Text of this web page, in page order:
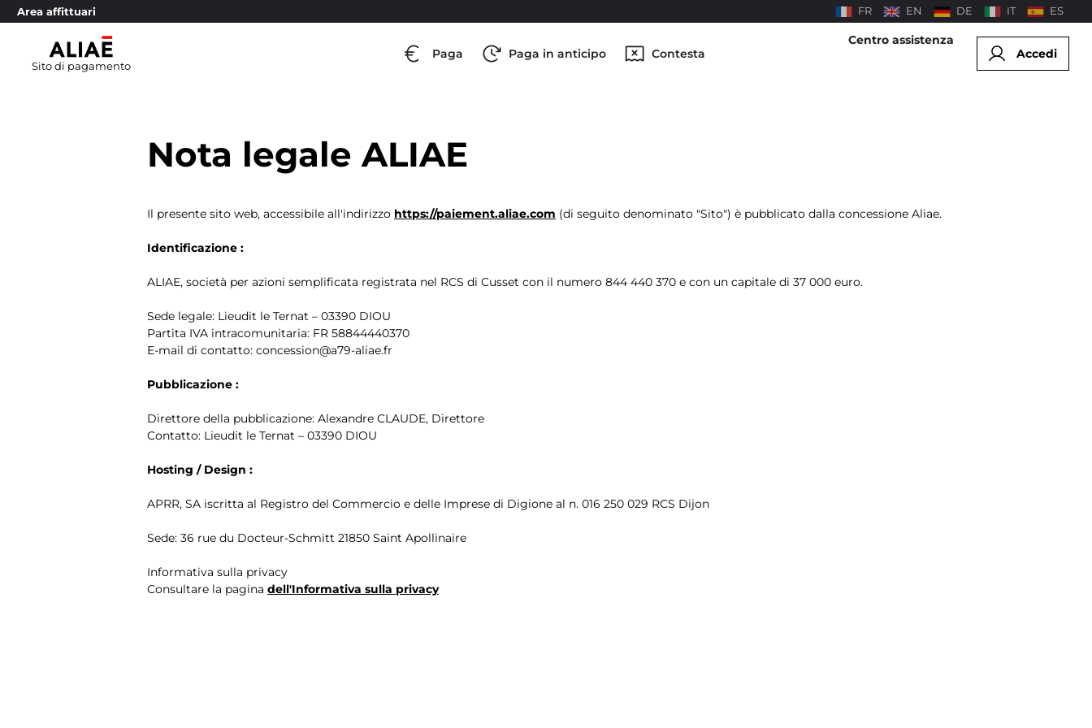
Area affittuari FR EN DE IT ES
Sito di pagamento
Paga Paga in anticipo Contesta
Centro assistenza
Accedi
Nota legale ALIAE
Il presente sito web, accessibile all'indirizzo https://paiement.aliae.com (di seguito denominato "Sito") è pubblicato dalla concessione Aliae.
Identificazione :
ALIAE, società per azioni semplificata registrata nel RCS di Cusset con il numero 844 440 370 e con un capitale di 37 000 euro.
Sede legale: Lieudit le Ternat – 03390 DIOU
Partita IVA intracomunitaria: FR 58844440370
E-mail di contatto: concession@a79-aliae.fr
Pubblicazione :
Direttore della pubblicazione: Alexandre CLAUDE, Direttore
Contatto: Lieudit le Ternat – 03390 DIOU
Hosting / Design :
APRR, SA iscritta al Registro del Commercio e delle Imprese di Digione al n. 016 250 029 RCS Dijon
Sede: 36 rue du Docteur-Schmitt 21850 Saint Apollinaire
Informativa sulla privacy
Consultare la pagina dell'Informativa sulla privacy